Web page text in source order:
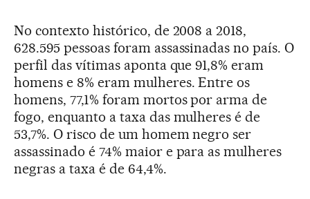
No contexto histórico, de 2008 a 2018,
628.595 pessoas foram assassinadas no país. O
perfil das vítimas aponta que 91,8% eram
homens e 8% eram mulheres. Entre os
homens, 77,1% foram mortos por arma de
fogo, enquanto a taxa das mulheres é de
53,7%. O risco de um homem negro ser
assassinado é 74% maior e para as mulheres
negras a taxa é de 64,4%.